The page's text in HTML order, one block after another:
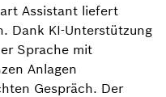
Assistant liefert
Dank KI-Unterstützung
Sprache mit
Anlagen
Gespräch. Der